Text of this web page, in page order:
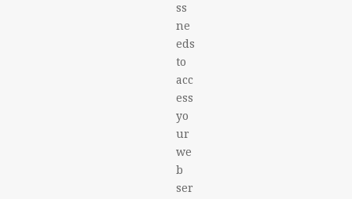
ss
ne
eds
to
acc
ess
yo
ur
we
b
ser